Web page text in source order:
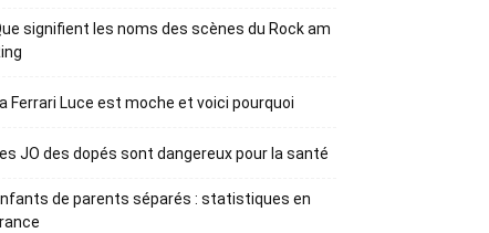
signifient les noms des scènes du Rock am
Ferrari Luce est moche et voici pourquoi
JO des dopés sont dangereux pour la santé
de parents séparés : statistiques en